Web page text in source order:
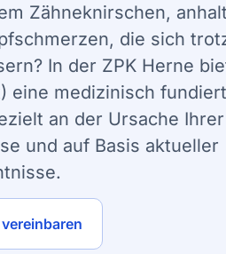
Zähneknirschen,
die sich
In der ZPK Herne
eine medizinisch
an der Ursache
und auf Basis aktueller